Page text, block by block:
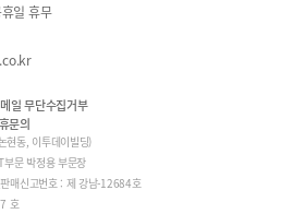
일 휴무
일 무단수집거부
문의
현동, 이투데이빌딩)
부문 박정용 부문장
매신고번호 : 제 강남-12684호
호